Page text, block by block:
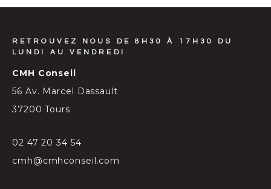
RETROUVEZ NOUS DE 8H30 À 17H30 DU
LUNDI AU VENDREDI
CMH Conseil
56 Av. Marcel Dassault
37200 Tours
02 47 20 34 54
cmh@cmhconseil.com